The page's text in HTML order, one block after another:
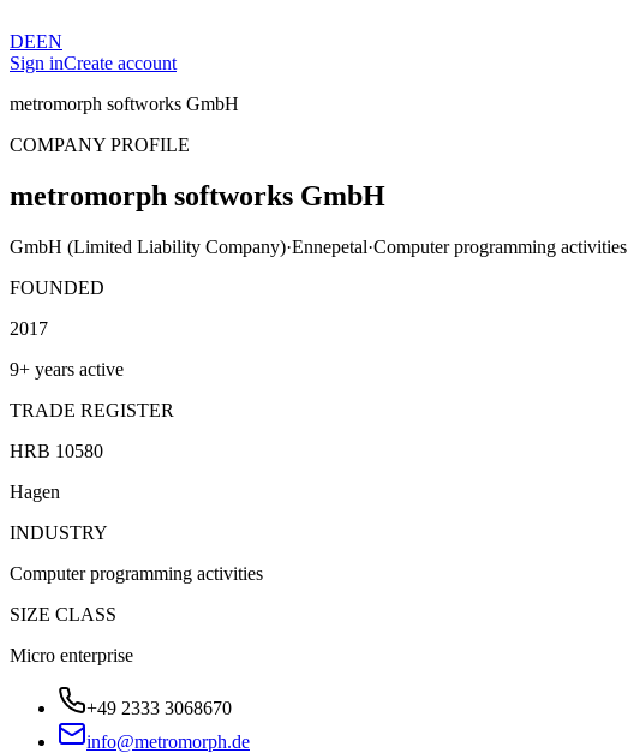
DEEN
Sign inCreate account
metromorph softworks GmbH
COMPANY PROFILE
metromorph softworks GmbH
GmbH (Limited Liability Company)·Ennepetal·Computer programming activities
FOUNDED
2017
9+ years active
TRADE REGISTER
HRB 10580
Hagen
INDUSTRY
Computer programming activities
SIZE CLASS
Micro enterprise
+49 2333 3068670
info@metromorph.de